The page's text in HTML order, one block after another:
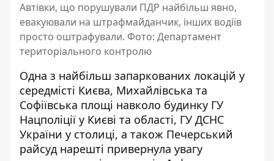
Автівки, що порушували ПДР найбільш явно,
евакуювали на штрафмайданчик, інших водіїв
просто оштрафували. Фото: Департамент
територіального контролю
Одна з найбільш запаркованих локацій у
середмісті Києва, Михайлівська та
Софіївська площі навколо будинку ГУ
Нацполіції у Києві та області, ГУ ДСНС
України у столиці, а також Печерський
райсуд нарешті привернула увагу